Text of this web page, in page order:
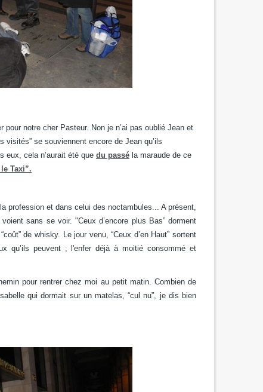
pour notre cher Pasteur. Non je n’ai pas oublié Jean et
visités” se souviennent encore de Jean qu’ils
eux, cela n’aurait été que du passéla maraude de ce
Taxi”.
profession et dans celui des noctambules... A présent,
voient sans se voir."Ceux d’encore plus Bas” dorment
de whisky.
Le jour venu, “Ceux d’en Haut” sortent
qu’ils peuvent ;
l'enfer déjà à moitié consommé et
pour rentrer chez moi au petit matin. Combien de
Isabelle qui dormait sur un matelas,“cul nu”, je dis bien